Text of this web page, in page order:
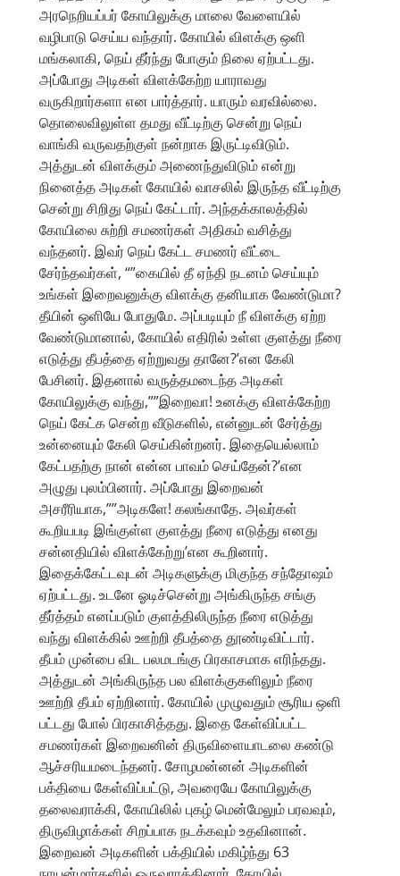
அரநெறியப்பர் கோயிலுக்கு மாலை வேளையில்
வழிபாடு செய்ய வந்தார். கோயில் விளக்கு ஒளி
மங்கலாகி, நெய் தீர்ந்து போகும் நிலை ஏற்பட்டது.
அப்போது அடிகள் விளக்கேற்ற யாராவது
வருகிறார்களா என பார்த்தார். யாரும் வரவில்லை.
தொலைவிலுள்ள தமது வீட்டிற்கு சென்று நெய்
வாங்கி வருவதற்குள் நன்றாக இருட்டிவிடும்.
அத்துடன் விளக்கும் அணைந்துவிடும் என்று
நினைத்த அடிகள் கோயில் வாசலில் இருந்த வீட்டிற்கு
சென்று சிறிது நெய் கேட்டார். அந்தக்காலத்தில்
கோயிலை சுற்றி சமணர்கள் அதிகம் வசித்து
வந்தனர். இவர் நெய் கேட்ட சமணர் வீட்டை
சேர்ந்தவர்கள், “”கையில் தீ ஏந்தி நடனம் செய்யும்
உங்கள் இறைவனுக்கு விளக்கு தனியாக வேண்டுமா?
தீயின் ஒளியே போதுமே. அப்படியும் நீ விளக்கு ஏற்ற
வேண்டுமானால், கோயில் எதிரில் உள்ள குளத்து நீரை
எடுத்து தீபத்தை ஏற்றுவது தானே?’என கேலி
பேசினர். இதனால் வருத்தமடைந்த அடிகள்
கோயிலுக்கு வந்து,””இறைவா! உனக்கு விளக்கேற்ற
நெய் கேட்க சென்ற வீடுகளில், என்னுடன் சேர்த்து
உன்னையும் கேலி செய்கின்றனர். இதையெல்லாம்
கேட்பதற்கு நான் என்ன பாவம் செய்தேன்?’என
அழுது புலம்பினார். அப்போது இறைவன்
அசரீரியாக,””அடிகளே! கலங்காதே. அவர்கள்
கூறியபடி இங்குள்ள குளத்து நீரை எடுத்து எனது
சன்னதியில் விளக்கேற்று’என கூறினார்.
இதைக்கேட்டவுடன் அடிகளுக்கு மிகுந்த சந்தோஷம்
ஏற்பட்டது. உடனே ஓடிச்சென்று அங்கிருந்த சங்கு
தீர்த்தம் எனப்படும் குளத்திலிருந்த நீரை எடுத்து
வந்து விளக்கில் ஊற்றி தீபத்தை தூண்டிவிட்டார்.
தீபம் முன்பை விட பலமடங்கு பிரகாசமாக எரிந்தது.
அத்துடன் அங்கிருந்த பல விளக்குகளிலும் நீரை
ஊற்றி தீபம் ஏற்றினார். கோயில் முழுவதும் சூரிய ஒளி
பட்டது போல் பிரகாசித்தது. இதை கேள்விப்பட்ட
சமணர்கள் இறைவனின் திருவிளையாடலை கண்டு
ஆச்சரியமடைந்தனர். சோழமன்னன் அடிகளின்
பக்தியை கேள்விப்பட்டு, அவரையே கோயிலுக்கு
தலைவராக்கி, கோயிலில் புகழ் மென்மேலும் பரவவும்,
திருவிழாக்கள் சிறப்பாக நடக்கவும் உதவினான்.
இறைவன் அடிகளின் பக்தியில் மகிழ்ந்து 63